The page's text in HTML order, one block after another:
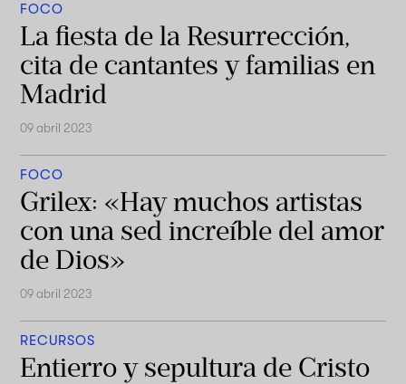
FOCO
La fiesta de la Resurrección,
cita de cantantes y familias en
Madrid
09 abril 2023
FOCO
Grilex: «Hay muchos artistas
con una sed increíble del amor
de Dios»
09 abril 2023
RECURSOS
Entierro y sepultura de Cristo